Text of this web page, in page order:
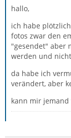
hallo,
ich habe
fotos zwar den
"gesendet" aber
werden und
da habe ich
verändert, aber
kann mir